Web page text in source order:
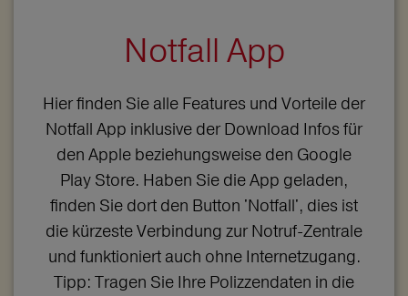
Notfall App
Hier finden Sie alle Features und Vorteile der
Notfall App inklusive der Download Infos für
den Apple beziehungsweise den Google
Play Store. Haben Sie die App geladen,
finden Sie dort den Button 'Notfall', dies ist
die kürzeste Verbindung zur Notruf-Zentrale
und funktioniert auch ohne Internetzugang.
Tipp: Tragen Sie Ihre Polizzendaten in die